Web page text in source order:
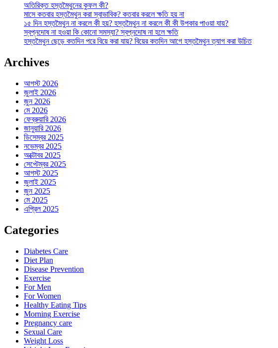
অতিরিক্ত হস্তমৈথুনের কুফল কী?
মাসে কতবার হস্তমৈথুন করা স্বাভাবিক? কতবার করলে ক্ষতি হয় না
১৫ দিন হস্তমৈথুন না করলে কী হয়? হস্তমৈথুন না করলে কী কী উপকার পাওয়া যায়?
স্বপ্নদোষ না হওয়া কি কোনো সমস্যা? স্বপ্নদোষ না হলে ক্ষতি
হস্তমৈথুন ছেড়ে কতদিন পরে বিয়ে করা যায়? বিয়ের কতদিন আগে হস্তমৈথুন ত্যাগ করা উচিত
Archives
আগস্ট 2026
জুলাই 2026
জুন 2026
মে 2026
ফেব্রুয়ারি 2026
জানুয়ারি 2026
ডিসেম্বর 2025
নভেম্বর 2025
অক্টোবর 2025
সেপ্টেম্বর 2025
আগস্ট 2025
জুলাই 2025
জুন 2025
মে 2025
এপ্রিল 2025
Categories
Diabetes Care
Diet Plan
Disease Prevention
Exercise
For Men
For Women
Healthy Eating Tips
Morning Exercise
Pregnancy care
Sexual Care
Weight Loss